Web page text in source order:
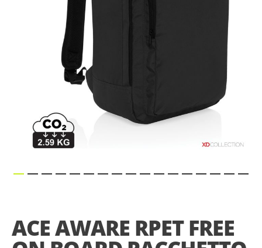
beginning
of
ACE AWARE RPET FREE